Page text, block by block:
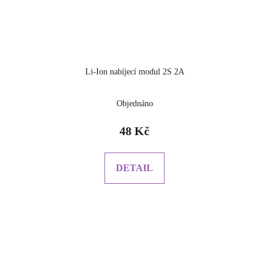
Li-Ion nabíjecí modul 2S 2A
Objednáno
48 Kč
DETAIL